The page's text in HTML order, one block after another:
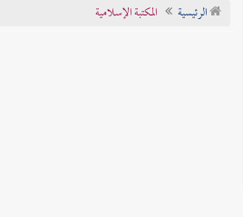
تراجم الأعلام
الرئيسية المكتبة الإسلامية